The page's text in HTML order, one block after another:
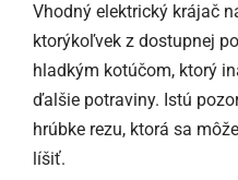
Vhodný elektrický krájač
ktorýkoľvek z dostupnej
hladkým kotúčom, ktorý
ďalšie potraviny. Istú
hrúbke rezu, ktorá sa
líšiť.